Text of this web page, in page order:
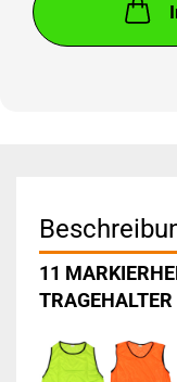
11
TRAGEHALTER